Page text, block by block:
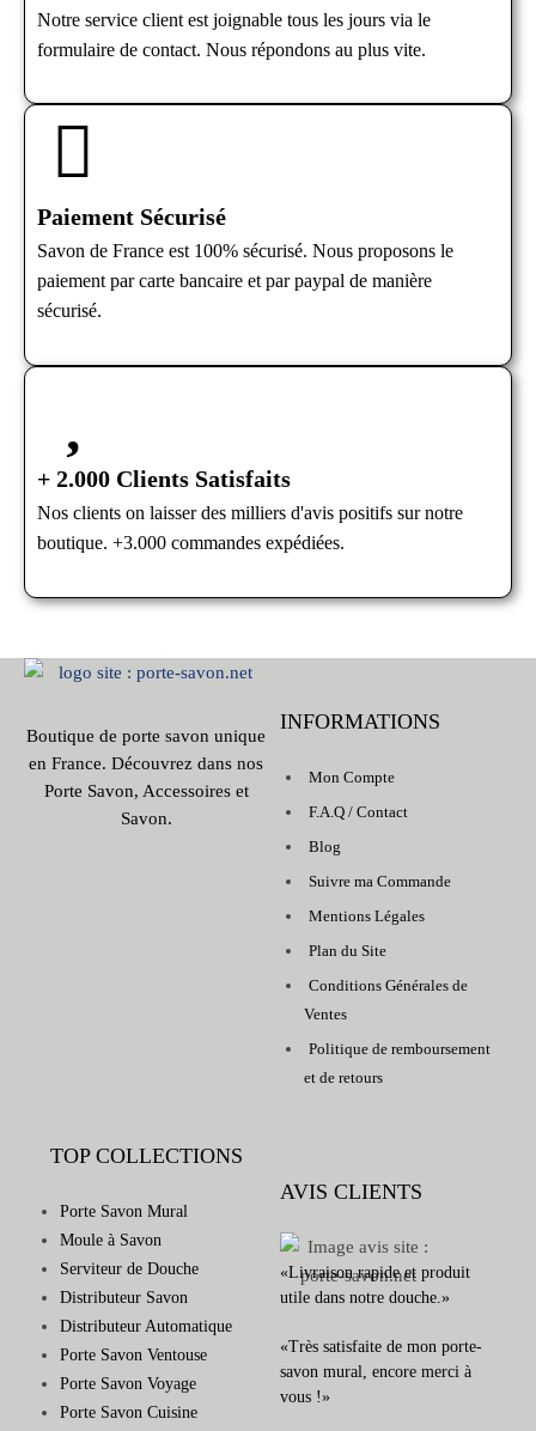
Notre service client est joignable tous les jours via le
formulaire de contact. Nous répondons au plus vite.
Paiement Sécurisé
Savon de France est 100% sécurisé. Nous proposons le
paiement par carte bancaire et par paypal de manière
sécurisé.
+ 2.000 Clients Satisfaits
Nos clients on laisser des milliers d'avis positifs sur notre
boutique. +3.000 commandes expédiées.
Boutique de porte savon unique
en France. Découvrez dans nos
Porte Savon, Accessoires et
Savon.
INFORMATIONS
Mon Compte
F.A.Q / Contact
Blog
Suivre ma Commande
Mentions Légales
Plan du Site
Conditions Générales de
Ventes
Politique de remboursement
et de retours
TOP COLLECTIONS
Porte Savon Mural
Moule à Savon
Serviteur de Douche
Distributeur Savon
Distributeur Automatique
Porte Savon Ventouse
Porte Savon Voyage
Porte Savon Cuisine
AVIS CLIENTS
«Livraison rapide et produit
utile dans notre douche.»
«Très satisfaite de mon porte-
savon mural, encore merci à
vous !»